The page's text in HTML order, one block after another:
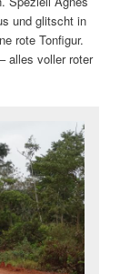
und glitscht in
rote Tonfigur.
alles voller roter